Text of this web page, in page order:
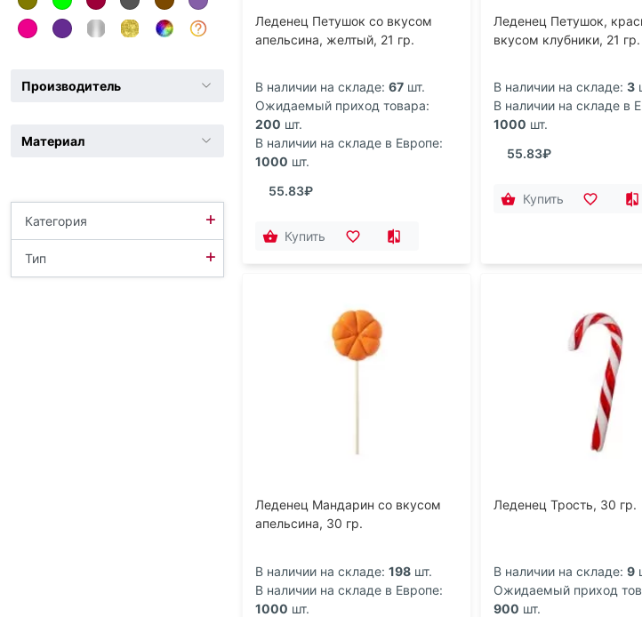
Производитель
Материал
Категория +
Мёд И Варенье
Тип +
Леденец Петушок со вкусом
апельсина, желтый, 21 гр.
В наличии на складе: 67 шт.
Ожидаемый приход товара:
200 шт.
В наличии на складе в Европе:
1000 шт.
55.83₽
Купить
Леденец Петушок,
вкусом клубники, 21 гр.
В наличии на складе: 3
В наличии на складе в
1000 шт.
55.83₽
Купить
Леденец Мандарин со вкусом
апельсина, 30 гр.
В наличии на складе: 198 шт.
В наличии на складе в Европе:
1000 шт.
Леденец Трость, 30 гр.
В наличии на складе: 9
Ожидаемый приход
900 шт.